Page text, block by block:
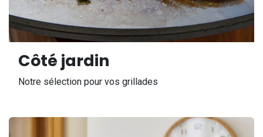
Côté jardin
Notre sélection pour vos grillades